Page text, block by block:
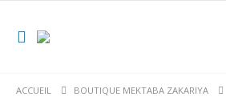
ACCUEIL
BOUTIQUE MEKTABA ZAKARIYA